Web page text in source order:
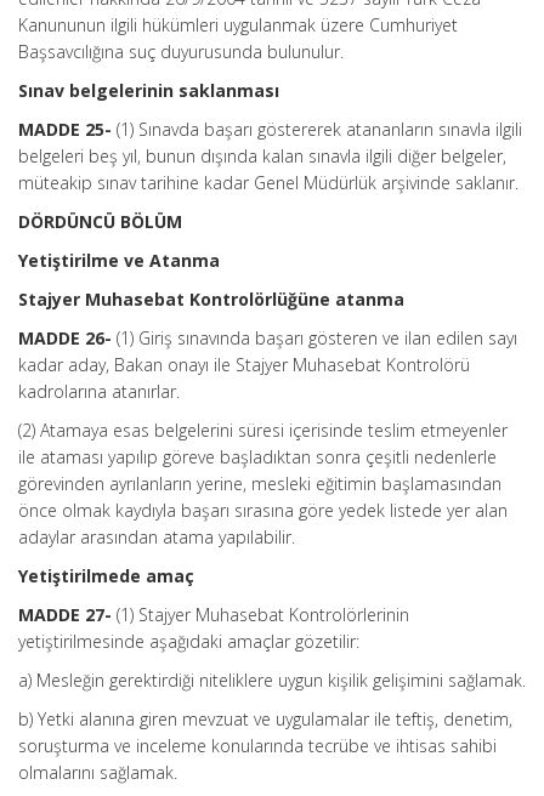
Kanununun ilgili hükümleri uygulanmak üzere Cumhuriyet
Başsavcılığına suç duyurusunda bulunulur.
Sınav belgelerinin saklanması
MADDE 25- (1) Sınavda başarı göstererek atananların sınavla ilgili
belgeleri beş yıl, bunun dışında kalan sınavla ilgili diğer belgeler,
müteakip sınav tarihine kadar Genel Müdürlük arşivinde saklanır.
DÖRDÜNCÜ BÖLÜM
Yetiştirilme ve Atanma
Stajyer Muhasebat Kontrolörlüğüne atanma
MADDE 26- (1) Giriş sınavında başarı gösteren ve ilan edilen sayı
kadar aday, Bakan onayı ile Stajyer Muhasebat Kontrolörü
kadrolarına atanırlar.
(2) Atamaya esas belgelerini süresi içerisinde teslim etmeyenler
ile ataması yapılıp göreve başladıktan sonra çeşitli nedenlerle
görevinden ayrılanların yerine, mesleki eğitimin başlamasından
önce olmak kaydıyla başarı sırasına göre yedek listede yer alan
adaylar arasından atama yapılabilir.
Yetiştirilmede amaç
MADDE 27- (1) Stajyer Muhasebat Kontrolörlerinin
yetiştirilmesinde aşağıdaki amaçlar gözetilir:
a) Mesleğin gerektirdiği niteliklere uygun kişilik gelişimini sağlamak.
b) Yetki alanına giren mevzuat ve uygulamalar ile teftiş, denetim,
soruşturma ve inceleme konularında tecrübe ve ihtisas sahibi
olmalarını sağlamak.